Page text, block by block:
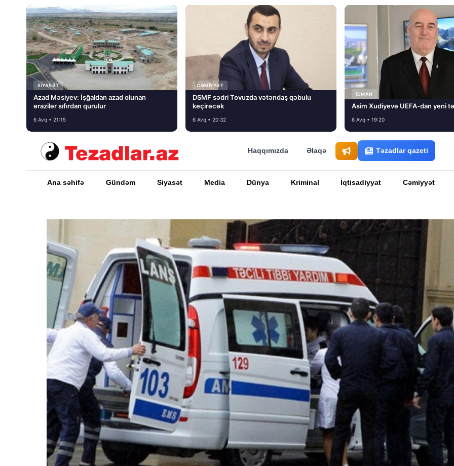
SIYASƏT
Azad Məsiyev: İşğaldan azad olunan
ərazilər sıfırdan qurulur
6 Avq • 21:15
CƏMIYYƏT
DSMF sədri Tovuzda vətəndaş qəbulu
keçirəcək
6 Avq • 20:32
İDMAN
Asim Xudiyevə UEFA-dan yeni
6 Avq • 19:20
Haqqımızda Əlaqə Təzadlar qazeti
Ana səhifə Gündəm Siyasət Media Dünya Kriminal İqtisadiyyat Cəmiyyət